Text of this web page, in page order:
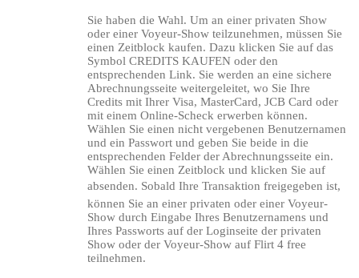
Sie haben die Wahl. Um an einer privaten Show
oder einer Voyeur-Show teilzunehmen, müssen Sie
einen Zeitblock kaufen. Dazu klicken Sie auf das
Symbol CREDITS KAUFEN oder den
entsprechenden Link. Sie werden an eine sichere
Abrechnungsseite weitergeleitet, wo Sie Ihre
Credits mit Ihrer Visa, MasterCard, JCB Card oder
mit einem Online-Scheck erwerben können.
Wählen Sie einen nicht vergebenen Benutzernamen
und ein Passwort und geben Sie beide in die
entsprechenden Felder der Abrechnungsseite ein.
Wählen Sie einen Zeitblock und klicken Sie auf
absenden. Sobald Ihre Transaktion freigegeben ist,
können Sie an einer privaten oder einer Voyeur-
Show durch Eingabe Ihres Benutzernamens und
Ihres Passworts auf der Loginseite der privaten
Show oder der Voyeur-Show auf Flirt 4 free
teilnehmen.